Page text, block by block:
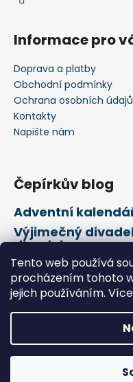
Tento web používá
procházením tohoto
jejich používáním.
Informace pro
Doprava a platby
Obchodní podmínky
Ochrana osobních údajů
Kontakty
Napište nám
Čepírkův blog
Adventní
Výjimečný
divadel
21. února
jazyka